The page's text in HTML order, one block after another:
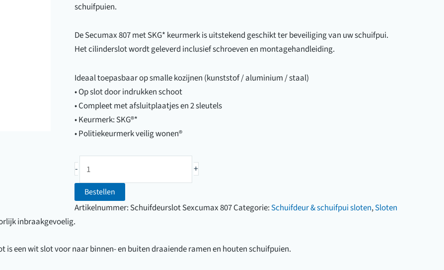
schuifpuien.
De Secumax 807 met SKG* keurmerk is uitstekend geschikt ter beveiliging van uw schuifpui.
Het cilinderslot wordt geleverd inclusief schroeven en montagehandleiding.
Ideaal toepasbaar op smalle kozijnen (kunststof / aluminium / staal)
• Op slot door indrukken schoot
• Compleet met afsluitplaatjes en 2 sleutels
• Keurmerk: SKG®*
• Politiekeurmerk veilig wonen®
-
Sexcumax
807
aantal
+
Bestellen
Artikelnummer: Schuifdeurslot Sexcumax 807Categorie: Schuifdeur & schuifpui sloten,Sloten
inbraakgevoelig.
is een wit slot voor naar binnen- en buiten draaiende ramen en houten schuifpuien.